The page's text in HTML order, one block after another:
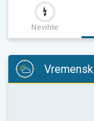
Nevihte